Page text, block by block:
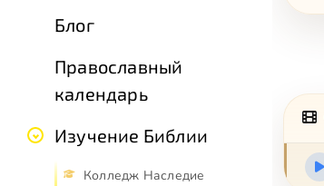
Блог
Православный
календарь
Изучение Библии
Колледж Наследие